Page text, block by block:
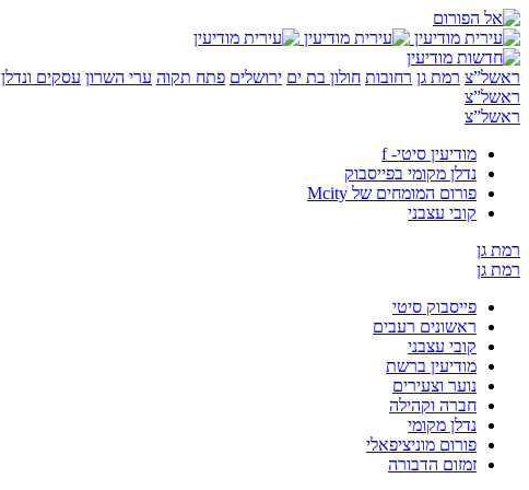
ראשל”צ רמת גן רחובות חולון בת ים ירושלים פתח תקוה ערי השרון עסקים ונדלן
ראשל”צ
ראשל”צ
מודיעין סיטי- f
נדלן מקומי בפייסבוק
פורום המומחים של Mcity
קובי עצבני
רמת גן
רמת גן
פייסבוק סיטי
ראשונים רעבים
קובי עצבני
מודיעין ברשת
נוער וצעירים
חברה וקהילה
נדלן מקומי
פורום מוניציפאלי
זמזום הדבורה